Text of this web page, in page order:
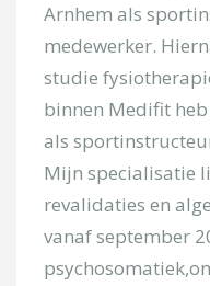
[/group]
[group groep-fitness]
Onderwerp
Arnhem als
medewerker.
studie
binnen Medifit
als
Mijn specialisatie
revalidaties en
vanaf september